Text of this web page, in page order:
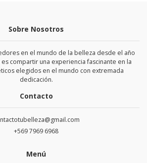
Sobre Nosotros
en el mundo de la belleza desde el año
compartir una experiencia fascinante en la
elegidos en el mundo con extremada
dedicación.
Contacto
+569 7969 6968
Menú